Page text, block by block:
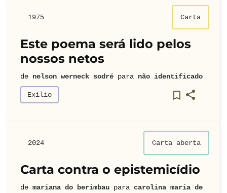
1975 Carta
Este poema será lido pelos
nossos netos
de nelson werneck sodré para não identificado
Exílio
2024 Carta aberta
Carta contra o epistemicídio
de mariana do berimbau para carolina maria de